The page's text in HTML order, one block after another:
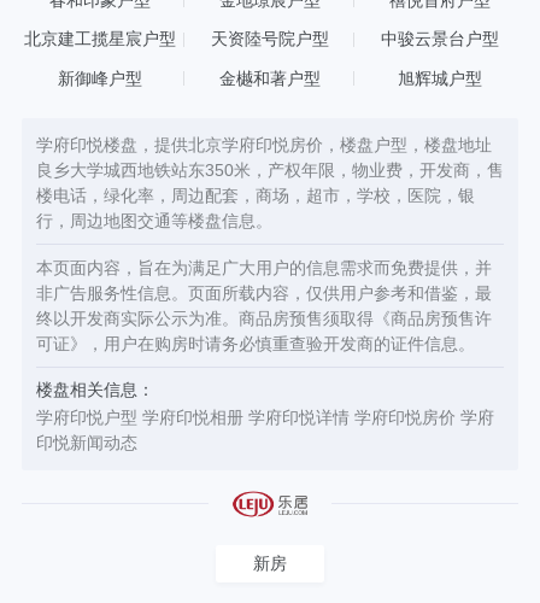
北京建工揽星宸户型 天资陸号院户型 中骏云景台户型
新御峰户型 金樾和著户型 旭辉城户型
学府印悦楼盘，提供北京学府印悦房价，楼盘户型，楼盘地址
良乡大学城西地铁站东350米，产权年限，物业费，开发商，售
楼电话，绿化率，周边配套，商场，超市，学校，医院，银
行，周边地图交通等楼盘信息。
本页面内容，旨在为满足广大用户的信息需求而免费提供，并
非广告服务性信息。页面所载内容，仅供用户参考和借鉴，最
终以开发商实际公示为准。商品房预售须取得《商品房预售许
可证》，用户在购房时请务必慎重查验开发商的证件信息。
楼盘相关信息：
学府印悦户型 学府印悦相册 学府印悦详情 学府印悦房价 学府
印悦新闻动态
新房